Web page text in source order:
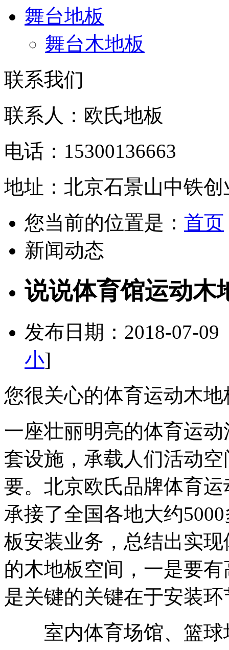
舞台地板
舞台木地板
联系我们
联系人：欧氏地板
电话：15300136663
地址：北京石景山中铁
您当前的位置是： 首页
新闻动态
说说体育馆运动木
发布日期：2018-07-
小]
您很关心的体育运动木
一座壮丽明亮的体育运
套设施，承载人们活动
要。北京欧氏品牌体育
承接了全国各地大约
板安装业务，总结出实
的木地板空间，一是要
是关键的关键在于安装环
室内体育场馆、篮球